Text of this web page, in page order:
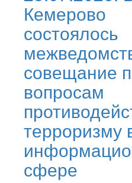
Кемерово
состоялось
совещание
вопросам
терроризму
сфере